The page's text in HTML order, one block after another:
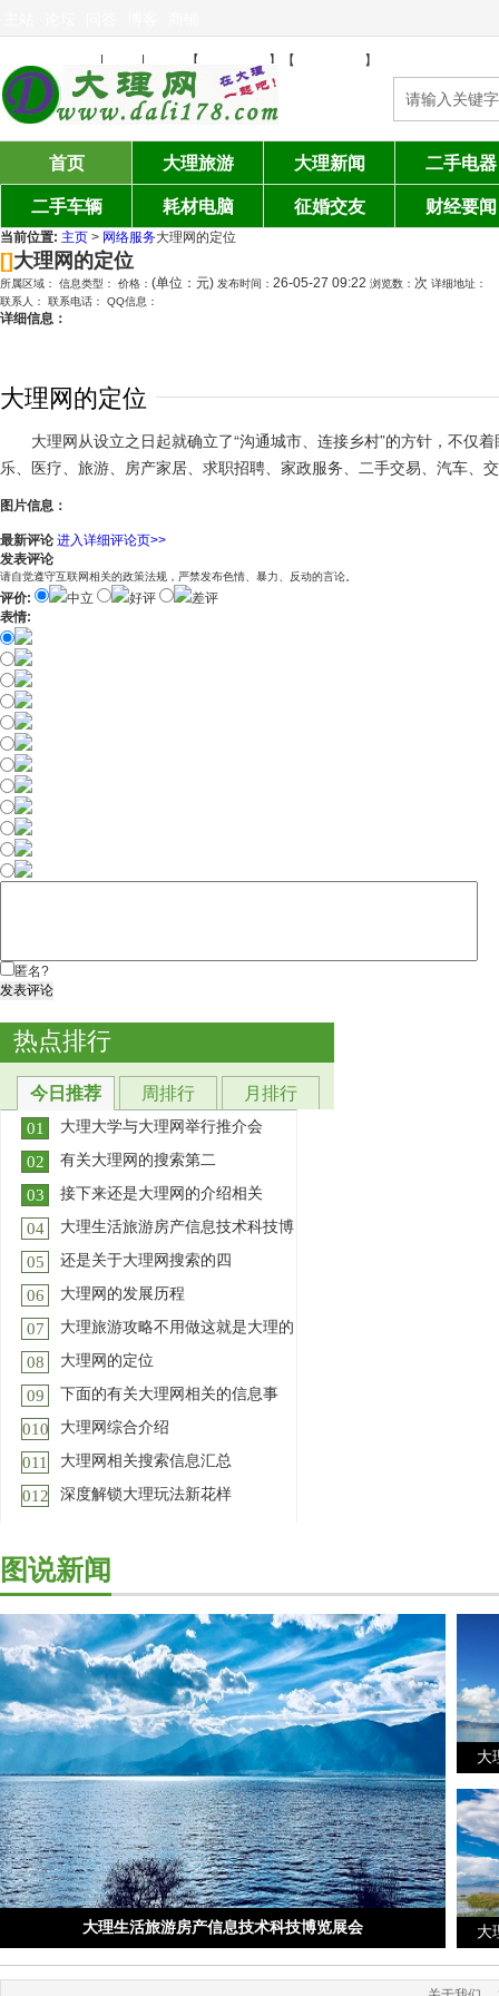
| | 【 】【 】
首页 大理旅游 大理新闻 二手电器
二手车辆 耗材电脑 征婚交友 财经要闻
当前位置: 主页 > 网络服务大理网的定位
[] 大理网的定位
所属区域： 信息类型： 价格： (单位：元) 发布时间： 26-05-27 09:22 浏览数： 次 详细地址：
联系人：
联系电话： QQ信息：
详细信息：
大理网的定位
大理网从设立之日起就确立了“沟通城市、连接乡村”的方针，不仅
乐、医疗、旅游、房产家居、求职招聘、家政服务、二手交易、汽车、
图片信息：
最新评论 进入详细评论页>>
发表评论
请自觉遵守互联网相关的政策法规，严禁发布色情、暴力、反动的言论。
评价: 中立 好评
差评
表情:
匿名?
发表评论
热点排行
今日推荐 周排行 月排行
01 大理大学与大理网举行推介会
大理旅游网为你提供大理全域旅游新
闻资讯服务,覆盖大理市及下
02 有关大理网的搜索第二
提前列表页一个月 [详细]
03 接下来还是大理网的介绍相关
授权说明 免费 商业授权 用户定义 个
人非盈利 企、事业 去除前
04 大理生活旅游房产信息技术科技博
服务说明 高级型服务 E-mail 支持 [?]
网站客服中心支持 [?] 登陆官
05 还是关于大理网搜索的四
大理_大理州_云南省人民政府门户网
站 2025年12月5日【概况】大理
06 大理网的发展历程
提前首页一半年(6个月)[详细]
07 大理旅游攻略不用做这就是大理的
大理旅游网-大理旅游集团官网 大理
旅游网为你提供大理全域旅
08 大理网的定位
提前首页一季度[详细]
09 下面的有关大理网相关的信息事
旅游资讯-大理旅游网-大理旅游集团
官网 大理旅游网为你提供大
010 大理网综合介绍
提前列表页半年(6个月)
011 大理网相关搜索信息汇总
提前首页一个月
012 深度解锁大理玩法新花样
图说新闻
大理生活旅游房产信息技术科技博览展会
大
大